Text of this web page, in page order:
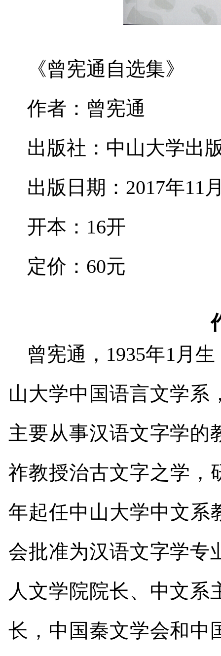
《曾宪通自选集》
作者：曾宪通
出版社：中山大学出
出版日期： 2017年11
开本： 16开
定价： 60元
曾宪通， 1935年1月
山大学中国语言文学系
主要从事汉语文字学的
祚教授治古文字之学，
年起任中山大学中文系
会批准为汉语文字学专
人文学院院长、中文系
长，中国秦文学会和中